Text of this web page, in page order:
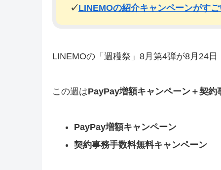
✓LINEMOの紹介キャンペーンがす
LINEMOの「週穫祭」8月第4弾が8月24
この週はPayPay増額キャンペーン＋契
PayPay増額キャンペーン
契約事務手数料無料キャンペーン